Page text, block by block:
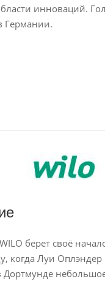
инноваций.
Германии.
берет своё
когда Луи
Дортмунде